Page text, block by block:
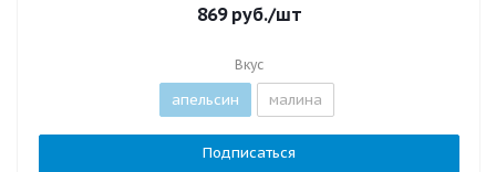
869руб./шт
Вкус
апельсин малина
Подписаться